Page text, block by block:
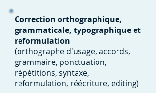
Correction orthographique,
grammaticale, typographique et
reformulation
(orthographe d'usage, accords,
grammaire, ponctuation,
répétitions, syntaxe,
reformulation, réécriture, editing)